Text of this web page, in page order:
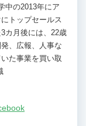
中の2013年にア
トップセールス
カ月後には、22歳
、広報、人事な
た事業を買い取